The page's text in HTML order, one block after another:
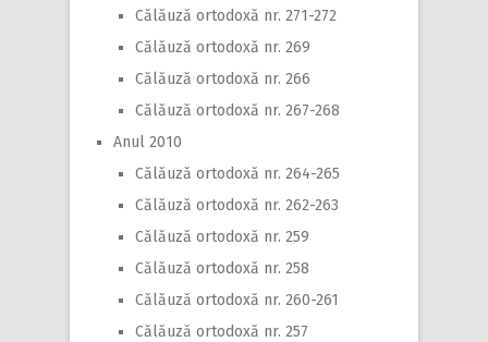
Călăuză ortodoxă nr. 271-272
Călăuză ortodoxă nr. 269
Călăuză ortodoxă nr. 266
Călăuză ortodoxă nr. 267-268
Anul 2010
Călăuză ortodoxă nr. 264-265
Călăuză ortodoxă nr. 262-263
Călăuză ortodoxă nr. 259
Călăuză ortodoxă nr. 258
Călăuză ortodoxă nr. 260-261
Călăuză ortodoxă nr. 257